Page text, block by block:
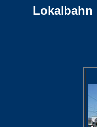
Lokalbahn